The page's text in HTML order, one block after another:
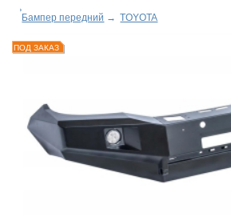
Бампер передний → TOYOTA
ПОД ЗАКАЗ